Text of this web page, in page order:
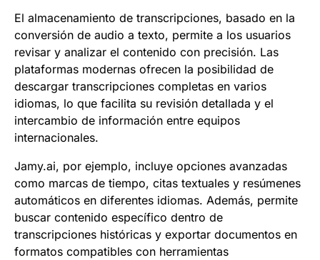
El almacenamiento de transcripciones, basado en la
conversión de audio a texto, permite a los usuarios
revisar y analizar el contenido con precisión. Las
plataformas modernas ofrecen la posibilidad de
descargar transcripciones completas en varios
idiomas, lo que facilita su revisión detallada y el
intercambio de información entre equipos
internacionales.
Jamy.ai, por ejemplo, incluye opciones avanzadas
como marcas de tiempo, citas textuales y resúmenes
automáticos en diferentes idiomas. Además, permite
buscar contenido específico dentro de
transcripciones históricas y exportar documentos en
formatos compatibles con herramientas